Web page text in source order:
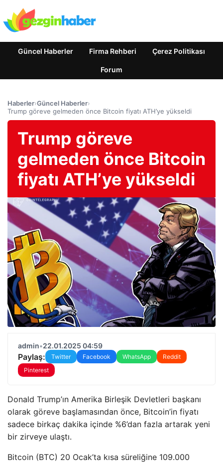
Güncel Haberler Firma Rehberi Çerez Politikası
Forum
Haberler›Güncel Haberler›
Trump göreve gelmeden önce Bitcoin fiyatı ATH’ye yükseldi
Trump göreve
gelmeden önce Bitcoin
fiyatı ATH’ye yükseldi
admin•22.01.2025 04:59
Paylaş: Twitter Facebook WhatsApp
Reddit
Pinterest
Donald Trump’ın Amerika Birleşik Devletleri başkanı
olarak göreve başlamasından önce, Bitcoin’in fiyatı
sadece birkaç dakika içinde %6’dan fazla artarak yeni
bir zirveye ulaştı.
Bitcoin (BTC) 20 Ocak’ta kısa süreliğine 109.000